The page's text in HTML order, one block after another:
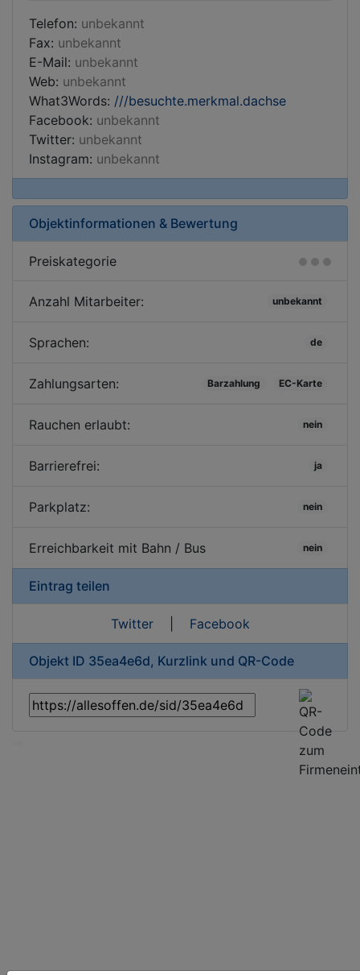
Telefon: unbekannt
Fax: unbekannt
E-Mail: unbekannt
Web: unbekannt
What3Words: ///besuchte.merkmal.dachse
Facebook: unbekannt
Twitter: unbekannt
Instagram: unbekannt
Objektinformationen & Bewertung
Preiskategorie
Anzahl Mitarbeiter: unbekannt
Sprachen: de
Zahlungsarten: Barzahlung EC-Karte
Rauchen erlaubt: nein
Barrierefrei: ja
Parkplatz: nein
Erreichbarkeit mit Bahn / Bus nein
Eintrag teilen
Twitter| Facebook
Objekt ID 35ea4e6d, Kurzlink und QR-Code